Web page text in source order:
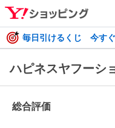
毎日引けるくじ 今す
ハピネスヤフーシ
総合評価